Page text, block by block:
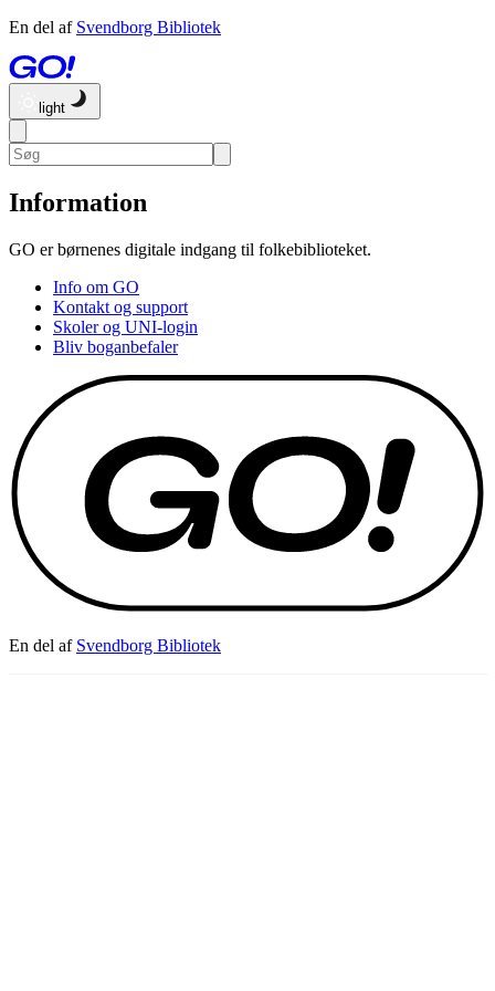
En del af Svendborg Bibliotek
light
Information
GO er børnenes digitale indgang til folkebiblioteket.
Info om GO
Kontakt og support
Skoler og UNI-login
Bliv boganbefaler
En del af Svendborg Bibliotek